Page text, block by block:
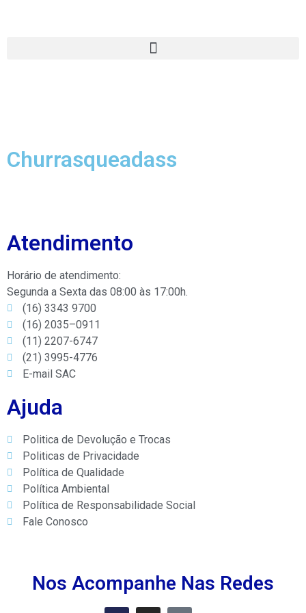
Churrasqueadass
Atendimento
Horário de atendimento:
Segunda a Sexta das 08:00 às 17:00h.
(16) 3343 9700
(16) 2035–0911
(11) 2207-6747
(21) 3995-4776
E-mail SAC
Ajuda
Politica de Devolução e Trocas
Politicas de Privacidade
Política de Qualidade
Política Ambiental
Política de Responsabilidade Social
Fale Conosco
Nos Acompanhe Nas Redes